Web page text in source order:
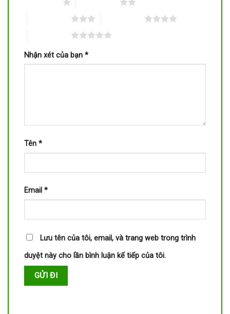
Nhận xét của bạn *
Tên *
Email *
Lưu tên của tôi, email, và trang web trong trình
duyệt này cho lần bình luận kế tiếp của tôi.